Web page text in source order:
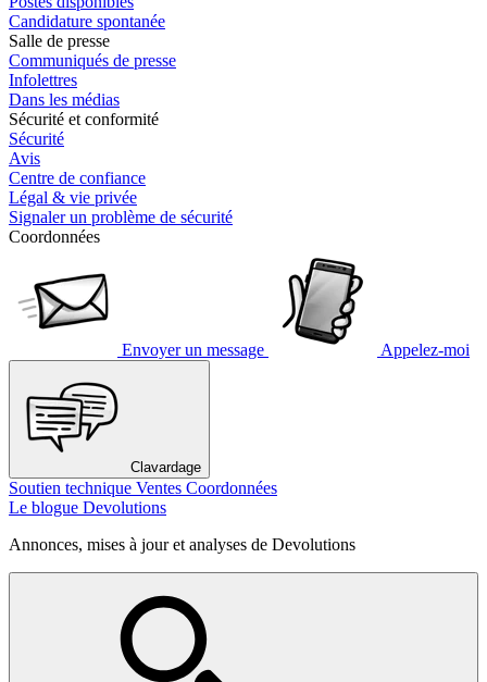
Candidature spontanée
Salle de presse
Communiqués de presse
Infolettres
Dans les médias
Sécurité et conformité
Sécurité
Avis
Centre de confiance
Légal & vie privée
Signaler un problème de sécurité
Coordonnées
Envoyer un message Appelez-moi
Clavardage
Soutien technique Ventes Coordonnées
Le blogue Devolutions
Annonces, mises à jour et analyses de Devolutions